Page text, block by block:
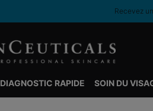
Recevez
DIAGNOSTIC RAPIDE SOIN DU